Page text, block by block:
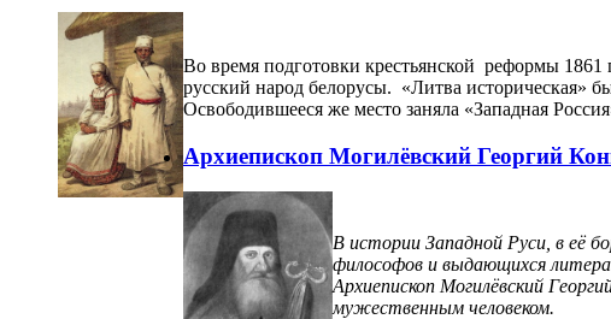
Во время подготовки крестьянской реформы
русский народ белорусы. «Литва историческая»
Освободившееся же место заняла «Западная
Архиепископ Могилёвский Георгий
В истории Западной Руси, в её
философов и выдающихся
Архиепископ Могилёвский
мужественным человеком.